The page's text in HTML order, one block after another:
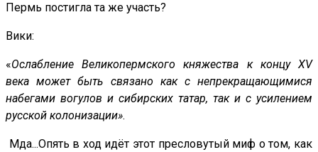
Пермь постигла та же участь?
Вики:
«Ослабление Великопермского княжества к концу XV
века может быть связано как с непрекращающимися
набегами вогулов и сибирских татар, так и с усилением
русской колонизации».
Мда...Опять в ход идёт этот пресловутый миф о том, как